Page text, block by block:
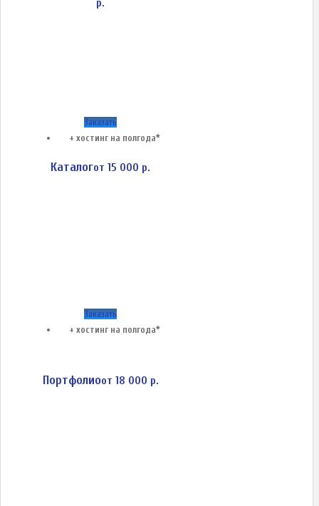
р.
Заказать
+ хостинг на полгода*
Каталогот 15 000 р.
Заказать
+ хостинг на полгода*
Портфолиоот 18 000 р.